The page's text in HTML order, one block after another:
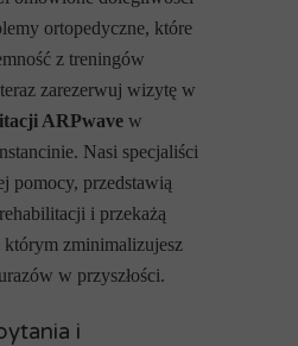
ortopedyczne, które
z treningów
zarezerwuj wizytę w
ARPwave w
Nasi specjaliści
pomocy, przedstawią
i przekażą
zminimalizujesz
w przyszłości.
i